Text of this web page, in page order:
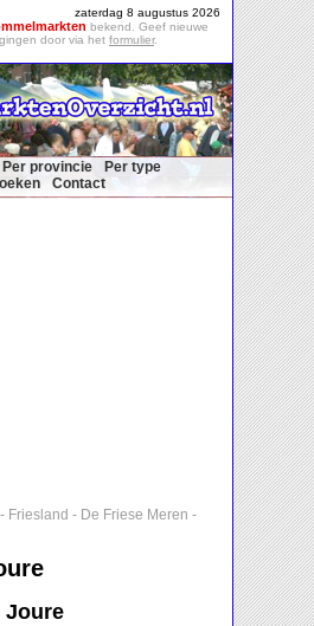
zaterdag 8 augustus 2026
bekend. Geef nieuwe
door via het formulier.
Per provincie
Per type
Contact
- Friesland - De Friese Meren -
Joure